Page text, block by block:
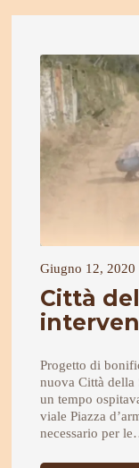
Giugno 12, 2020
Città
Progetto di
nuova Città della
un tempo
viale Piazza
necessario per